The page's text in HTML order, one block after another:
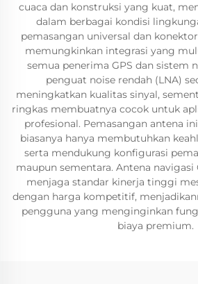
cuaca dan konstruksi yang kuat,
dalam berbagai kondisi
pemasangan universal dan
memungkinkan integrasi yang
semua penerima GPS dan sistem
penguat noise rendah (LNA)
meningkatkan kualitas sinyal,
ringkas membuatnya cocok untuk
profesional. Pemasangan antena
biasanya hanya membutuhkan
serta mendukung konfigurasi
maupun sementara. Antena
menjaga standar kinerja tinggi
dengan harga kompetitif,
pengguna yang menginginkan
biaya premium.